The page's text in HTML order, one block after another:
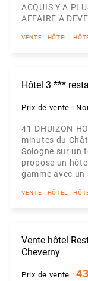
ACQUIS Y A
AFFAIRE A
VENTE - HÔTEL -
Hôtel 3 ***
Prix de vente :
41-DHUIZON-
minutes du
Sologne sur un
propose un
gamme avec
VENTE - HÔTEL -
Vente hôtel
Cheverny
Prix de vente :